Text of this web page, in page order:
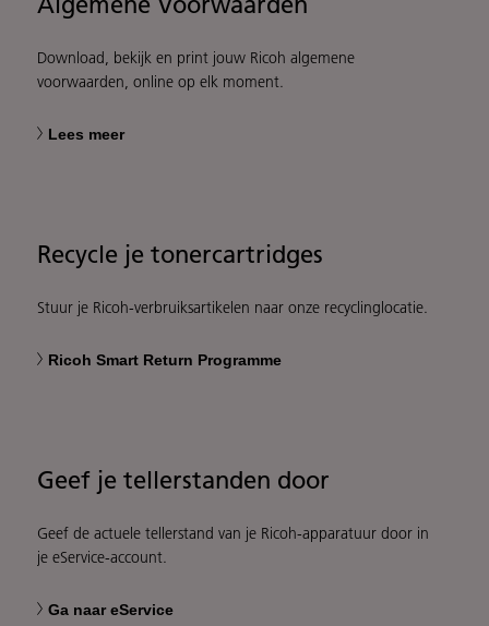
Download, bekijk en print jouw Ricoh algemene
voorwaarden, online op elk moment.
Lees meer
Recycle je tonercartridges
Stuur je Ricoh-verbruiksartikelen naar onze recyclinglocatie.
Ricoh Smart Return Programme
Geef je tellerstanden door
Geef de actuele tellerstand van je Ricoh-apparatuur door in
je eService-account.
Ga naar eService